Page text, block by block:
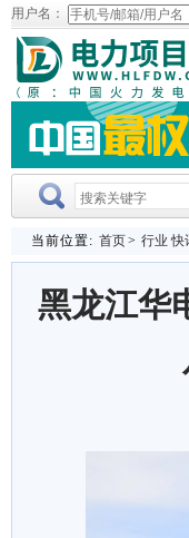
用户名：
当前位置: 首页> 行业 快
黑龙江华